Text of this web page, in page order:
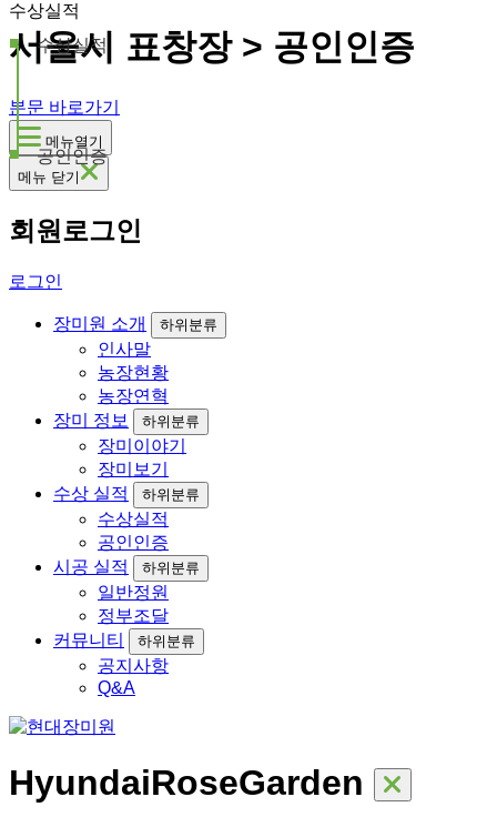
서울시 표창장 > 공인인증
본문 바로가기
메뉴열기
메뉴 닫기
회원로그인
로그인
장미원 소개 하위분류
인사말
농장현황
농장연혁
장미 정보
하위분류
장미이야기
장미보기
수상 실적
하위분류
수상실적
공인인증
시공 실적
하위분류
일반정원
정부조달
커뮤니티
하위분류
공지사항
Q&A
HyundaiRoseGarden
수상실적
수상실적
공인인증